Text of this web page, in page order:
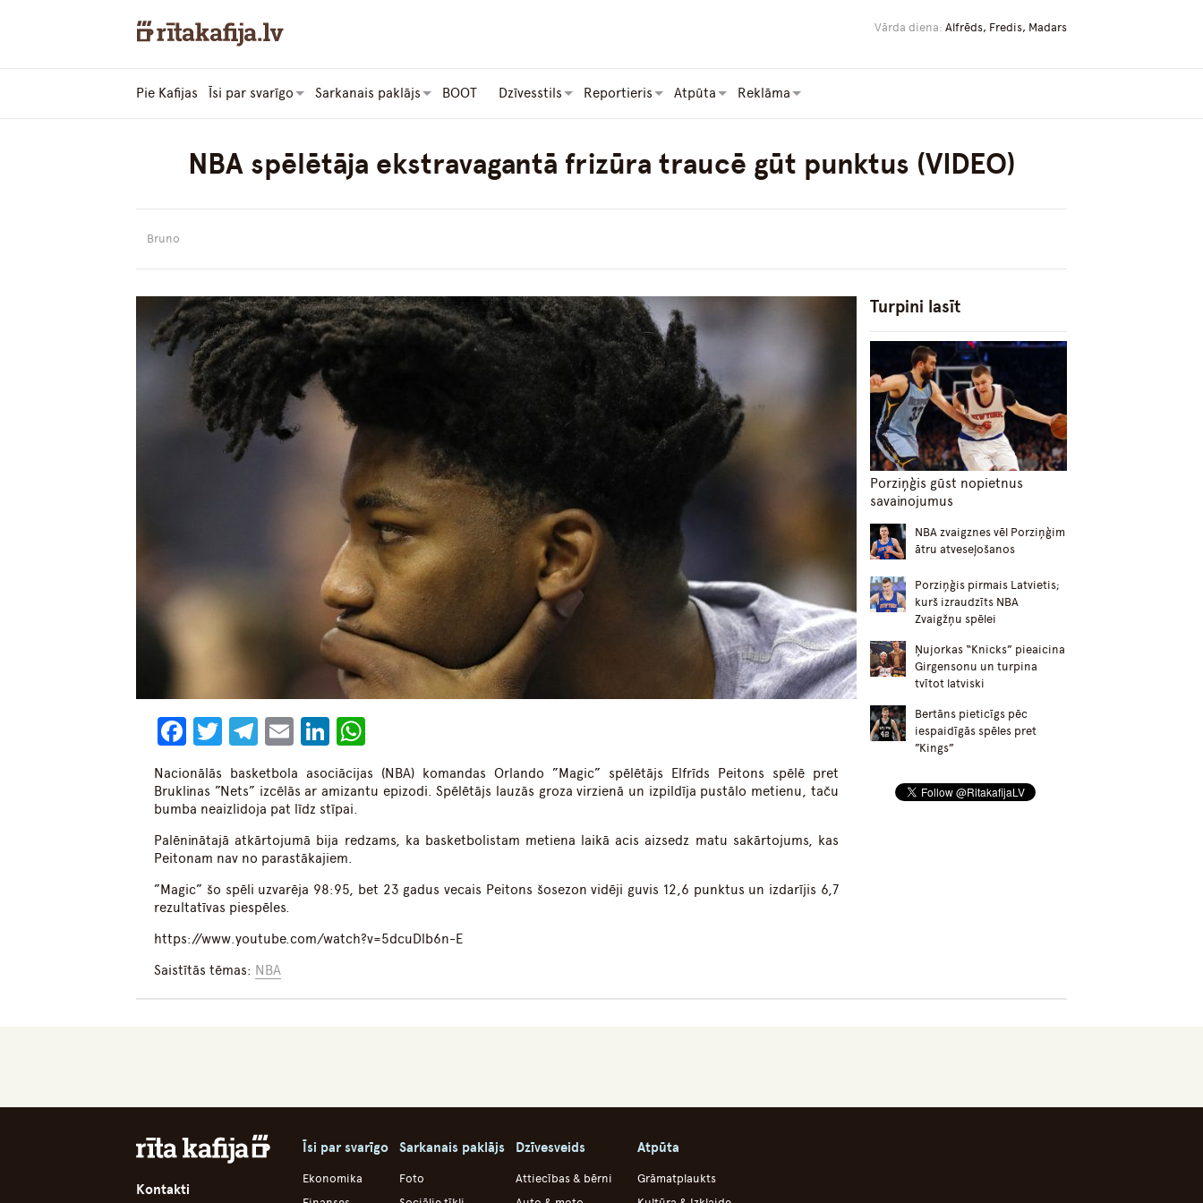
Vārda diena: Alfrēds, Fredis, Madars
Pie Kafijas Īsi par svarīgo Sarkanais paklājs BOOT Dzīvesstils Reportieris Atpūta Reklāma
NBA spēlētāja ekstravagantā frizūra traucē gūt punktus (VIDEO)
Bruno
Facebook
Twitter
Telegram
EmailLinkedIn
Nacionālās basketbola asociācijas (NBA) komandas Orlando ”Magic” spēlētājs Elfrīds Peitons spēlē pret
Bruklinas ”Nets” izcēlās ar amizantu epizodi. Spēlētājs lauzās groza virzienā un izpildīja pustālo metienu, taču
bumba neaizlidoja pat līdz stīpai.
Palēninātajā atkārtojumā bija redzams, ka basketbolistam metiena laikā acis aizsedz matu sakārtojums, kas
Peitonam nav no parastākajiem.
”Magic” šo spēli uzvarēja 98:95, bet 23 gadus vecais Peitons šosezon vidēji guvis 12,6 punktus un izdarījis 6,7
rezultatīvas piespēles.
https://www.youtube.com/watch?v=5dcuDlb6n-E
Saistītās tēmas: NBA
Turpini lasīt
Porziņģis gūst nopietnus
savainojumus
NBA zvaigznes vēl Porziņģim
ātru atveseļošanos
Porziņģis pirmais Latvietis;
kurš izraudzīts NBA
Zvaigžņu spēlei
Ņujorkas “Knicks” pieaicina
Girgensonu un turpina
tvītot latviski
Bertāns pieticīgs pēc
iespaidīgās spēles pret
”Kings”
Kontakti
Īsi par svarīgo
Ekonomika
Sarkanais paklājs
Foto
Dzīvesveids
Attiecības & bērni
Atpūta
Grāmatplaukts